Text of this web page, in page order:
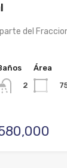
del
2
Área